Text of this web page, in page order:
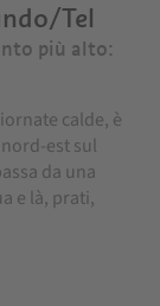
Tel
più alto:
calde, è
est sul
da una
e là, prati,